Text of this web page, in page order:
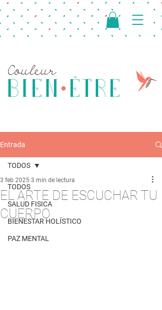
Entrada
TODOS
SALUD FISICA
BIENESTAR HOLÍSTICO
PAZ MENTAL
TODOS
EL ARTE DE ESCUCHAR TU
CUERPO
3 feb 2025 3 min de lectura